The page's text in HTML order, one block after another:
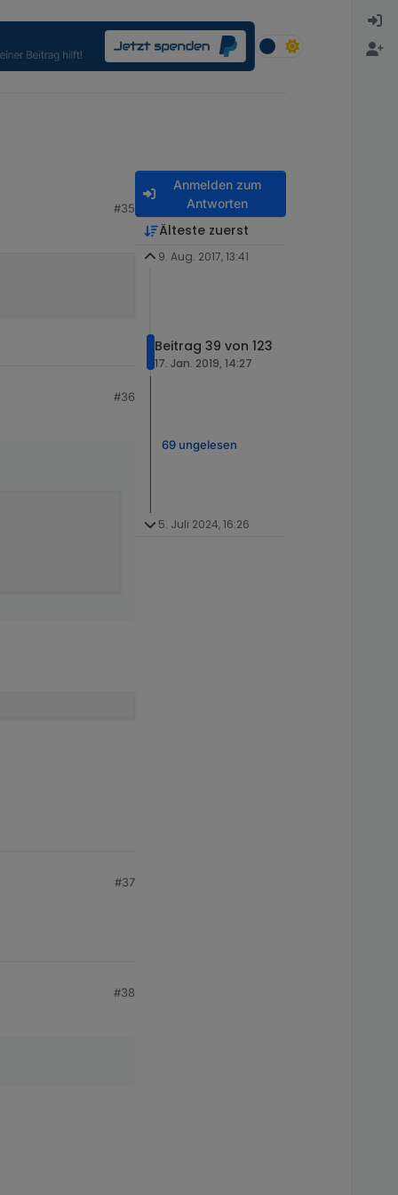
#35
#36
#37
#38
Anmelden zum
Antworten
Älteste zuerst
9. Aug. 2017, 13:41
Beitrag 39 von 123
17. Jan. 2019, 14:27
69 ungelesen
5. Juli 2024, 16:26